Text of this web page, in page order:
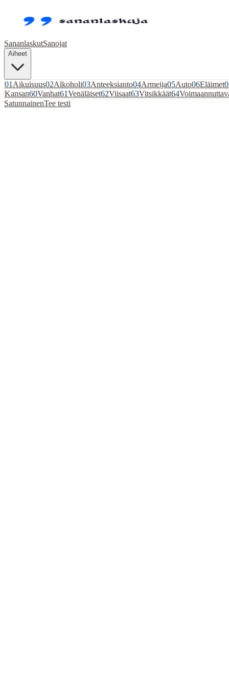
SananlaskutSanojat
Aiheet
01 Aikuisuus02Alkoholi03Anteeksianto04Armeija05Auto06Eläimet
Kansan60Vanhat61Venäläiset62Viisaat63Vitsikkäät64
SatunnainenTee testi